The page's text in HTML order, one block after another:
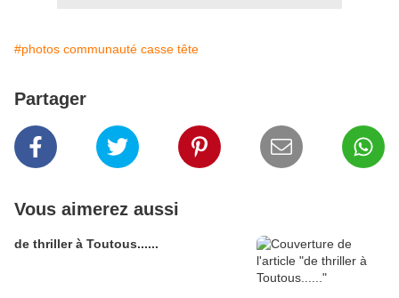
#photos communauté casse tête
Partager
Vous aimerez aussi
de thriller à Toutous......